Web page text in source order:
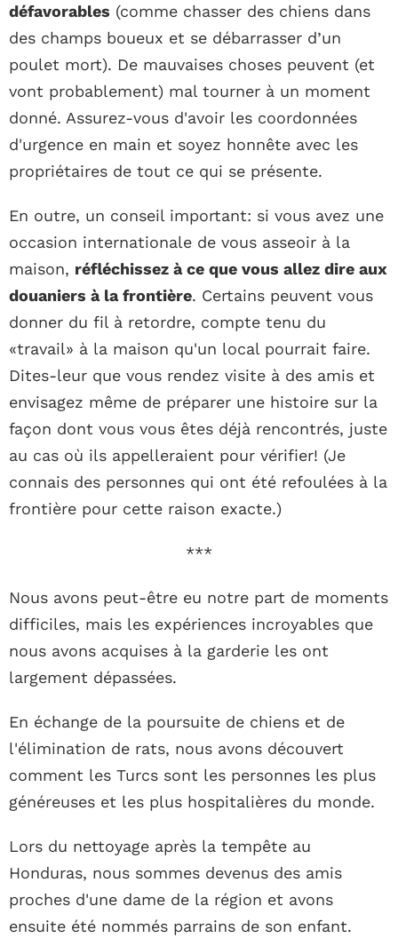
défavorables (comme chasser des chiens dans
des champs boueux et se débarrasser d’un
poulet mort). De mauvaises choses peuvent (et
vont probablement) mal tourner à un moment
donné. Assurez-vous d'avoir les coordonnées
d'urgence en main et soyez honnête avec les
propriétaires de tout ce qui se présente.
En outre, un conseil important: si vous avez une
occasion internationale de vous asseoir à la
maison, réfléchissez à ce que vous allez dire aux
douaniers à la frontière. Certains peuvent vous
donner du fil à retordre, compte tenu du
«travail» à la maison qu'un local pourrait faire.
Dites-leur que vous rendez visite à des amis et
envisagez même de préparer une histoire sur la
façon dont vous vous êtes déjà rencontrés, juste
au cas où ils appelleraient pour vérifier! (Je
connais des personnes qui ont été refoulées à la
frontière pour cette raison exacte.)
***
Nous avons peut-être eu notre part de moments
difficiles, mais les expériences incroyables que
nous avons acquises à la garderie les ont
largement dépassées.
En échange de la poursuite de chiens et de
l'élimination de rats, nous avons découvert
comment les Turcs sont les personnes les plus
généreuses et les plus hospitalières du monde.
Lors du nettoyage après la tempête au
Honduras, nous sommes devenus des amis
proches d'une dame de la région et avons
ensuite été nommés parrains de son enfant.